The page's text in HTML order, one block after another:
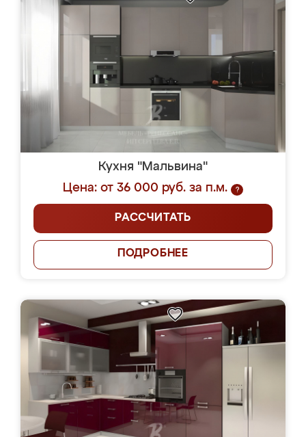
Кухня "Мальвина"
Цена: от 36 000 руб. за п.м.
?
РАССЧИТАТЬ
ПОДРОБНЕЕ